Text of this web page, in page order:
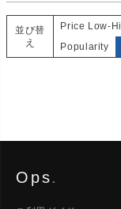
並び替
え
Price Low-
Popularity
Ops.